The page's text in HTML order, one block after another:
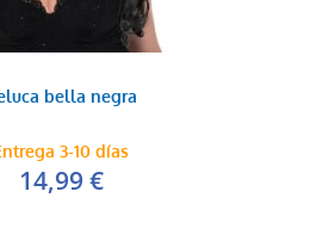
bella negra
3-10 días
14,99 €